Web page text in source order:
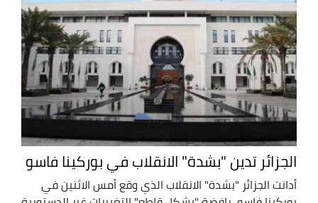
الجزائر تدين "بشدة" الانقلاب في بوركينا فاسو
أدانت الجزائر "بشدة" الانقلاب الذي وقع أمس الاثنين في